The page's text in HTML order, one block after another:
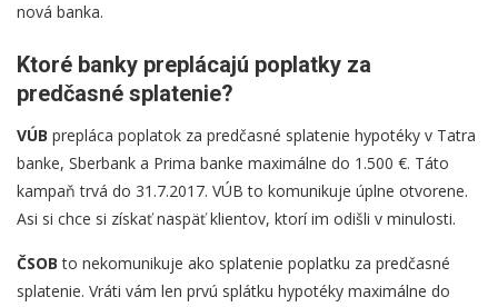
nová banka.
Ktoré banky preplácajú poplatky za
predčasné splatenie?
VÚB prepláca poplatok za predčasné splatenie hypotéky v Tatra
banke, Sberbank a Prima banke maximálne do 1.500 €. Táto
kampaň trvá do 31.7.2017. VÚB to komunikuje úplne otvorene.
Asi si chce si získať naspäť klientov, ktorí im odišli v minulosti.
ČSOB to nekomunikuje ako splatenie poplatku za predčasné
splatenie. Vráti vám len prvú splátku hypotéky maximálne do